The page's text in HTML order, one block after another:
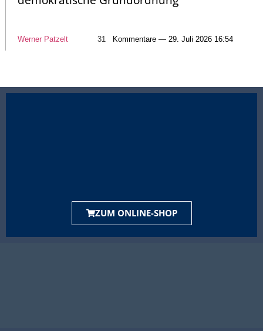
Werner Patzelt 31 Kommentare — 29. Juli 2026 16:54
ZUM ONLINE-SHOP